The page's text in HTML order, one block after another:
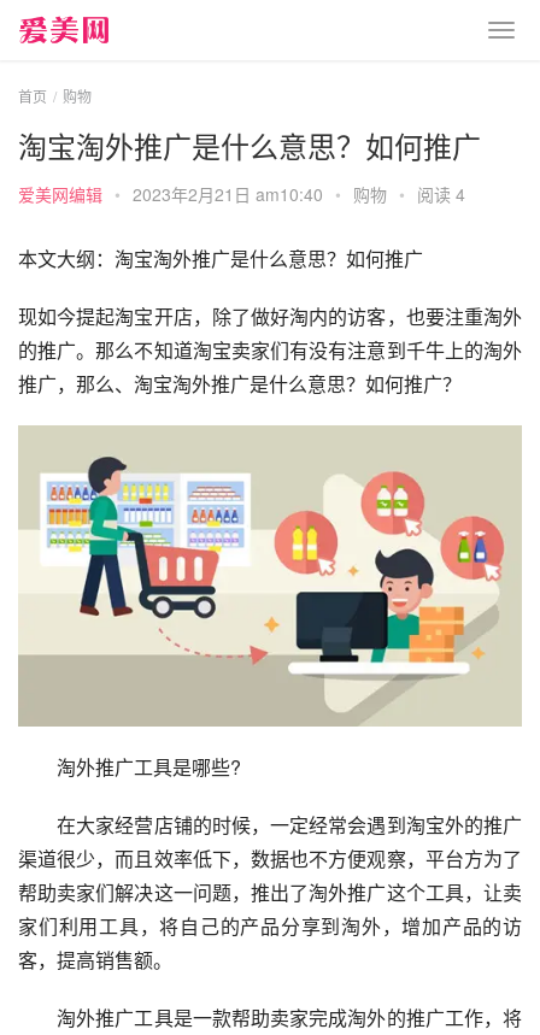
首页 购物
淘宝淘外推广是什么意思？如何推广
爱美网编辑 • 2023年2月21日 am10:40 • 购物 • 阅读 4
本文大纲：淘宝淘外推广是什么意思？如何推广
现如今提起淘宝开店，除了做好淘内的访客，也要注重淘外
的推广。那么不知道淘宝卖家们有没有注意到千牛上的淘外
推广，那么、淘宝淘外推广是什么意思？如何推广？
淘外推广工具是哪些?
在大家经营店铺的时候，一定经常会遇到淘宝外的推广
渠道很少，而且效率低下，数据也不方便观察，平台方为了
帮助卖家们解决这一问题，推出了淘外推广这个工具，让卖
家们利用工具，将自己的产品分享到淘外，增加产品的访
客，提高销售额。
淘外推广工具是一款帮助卖家完成淘外的推广工作，将